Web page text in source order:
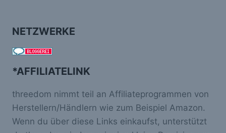
NETZWERKE
*AFFILIATELINK
threedom nimmt teil an Affiliateprogrammen von
Herstellern/Händlern wie zum Beispiel Amazon.
Wenn du über diese Links einkaufst, unterstützt